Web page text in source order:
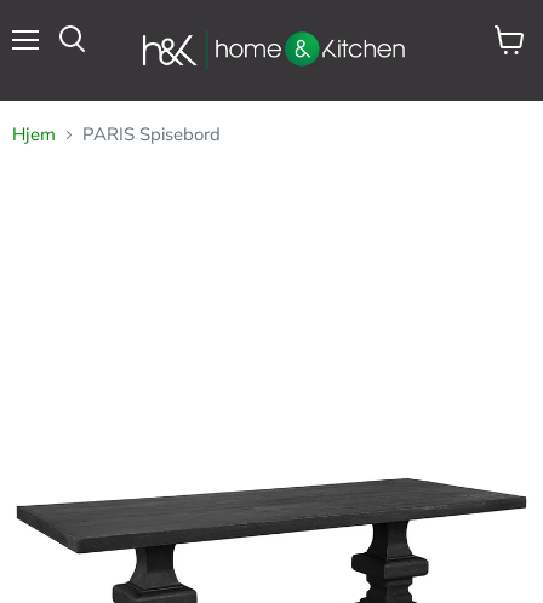
Se
Hjem PARIS Spisebord